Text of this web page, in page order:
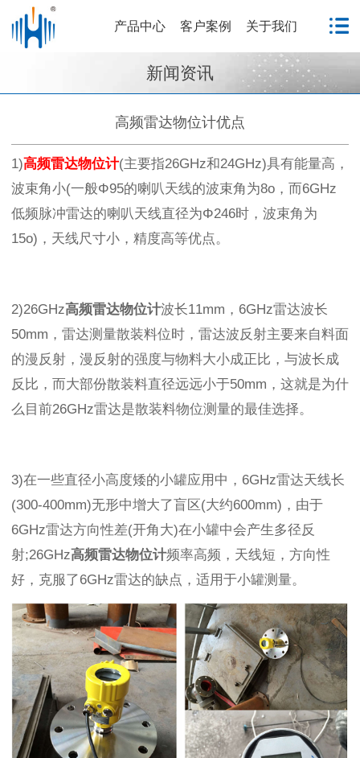
产品中心 客户案例 关于我们
新闻资讯
高频雷达物位计优点
1)高频雷达物位计(主要指26GHz和24GHz)具有能量高，
波束角小(一般Φ95的喇叭天线的波束角为8o，而6GHz
低频脉冲雷达的喇叭天线直径为Φ246时，波束角为
15o)，天线尺寸小，精度高等优点。
2)26GHz高频雷达物位计波长11mm，6GHz雷达波长
50mm，雷达测量散装料位时，雷达波反射主要来自料面
的漫反射，漫反射的强度与物料大小成正比，与波长成
反比，而大部份散装料直径远远小于50mm，这就是为什
么目前26GHz雷达是散装料物位测量的最佳选择。
3)在一些直径小高度矮的小罐应用中，6GHz雷达天线长
(300-400mm)无形中增大了盲区(大约600mm)，由于
6GHz雷达方向性差(开角大)在小罐中会产生多径反
射;26GHz高频雷达物位计频率高频，天线短，方向性
好，克服了6GHz雷达的缺点，适用于小罐测量。